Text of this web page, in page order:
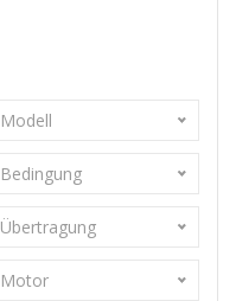
Modell
Bedingung
Übertragung
Motor